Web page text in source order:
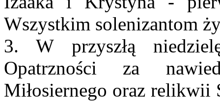
Wszystkim solenizantom
3. W przyszłą
Opatrzności za
Miłosiernego oraz relikwii